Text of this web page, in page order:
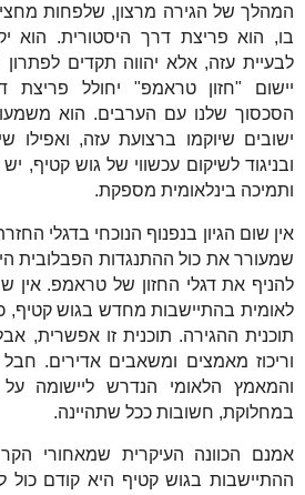
המהלך של הגירה מרצון, שלפחות
בו, הוא פריצת דרך היסטורית. הוא
לבעיית עזה, אלא יהווה תקדים
יישום "חזון טראמפ" יחולל פריצת
הסכסוך שלנו עם הערבים. הוא
ישובים שיוקמו ברצועת עזה, ואפילו
ובניגוד לשיקום עכשווי של גוש קטיף,
ותמיכה בינלאומית מספקת.
אין שום הגיון בנפנוף הנוכחי בדגלי
שמעורר את כול ההתנגדות הפבלובית
להניף את דגלי החזון של טראמפ. אין
לאומית בהתיישבות מחדש בגוש קטיף,
תוכנית ההגירה. תוכנית זו אפשרית,
וריכוז מאמצים ומשאבים אדירים.
והמאמץ הלאומי הנדרש ליישומה על
במחלוקת, חשובות ככל שתהיינה.
אמנם הכוונה העיקרית שמאחורי
ההתיישבות בגוש קטיף היא קודם כול